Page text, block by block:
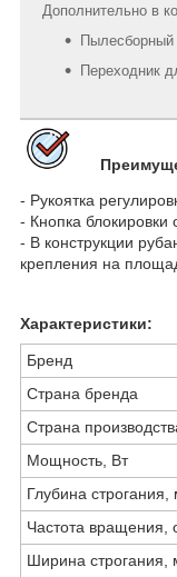
Дополнительно в
Переходник
- Рукоятка
- Кнопка блокировки
- В конструкции
крепления на
Характеристики:
Бренд
Страна бренда
Страна
Мощность, Вт
Глубина строгания,
Частота вращения,
Ширина строгания,